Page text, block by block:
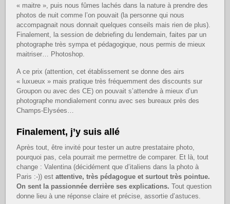
« maitre », puis nous fûmes lachés dans la nature à prendre des
photos de nuit comme l’on pouvait (la personne qui nous
accompagnait nous donnait quelques conseils mais rien de plus).
Finalement, la session de debriefing du lendemain, faites par un
photographe très sympa et pédagogique, nous permis de mieux
maitriser… Photoshop.
A ce prix (attention, cet établissement se donne des airs
« luxueux » mais pratique très fréquemment des discounts sur
Groupon ou avec des CE) on pouvait s’attendre à mieux d’un
photographe mondialement connu avec ses bureaux près des
Champs-Elysées…
Finalement, j’y suis allé
Après tout, être invité pour tester un autre prestataire photo,
pourquoi pas, cela pourrait me permettre de comparer. Et là, tout
change : Valentina (décidément que d’italiens dans la photo à
Paris :-)) estattentive, très pédagogue et surtout très pointue.
On sent la passionnée derrière ses explications. Tout question
donne lieu à une réponse claire et précise, assortie d’astuces.